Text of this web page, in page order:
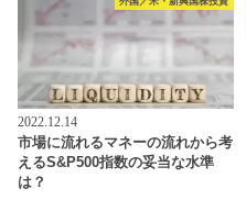
2022.12.14
市場に流れるマネーの流れから考
えるS&P500指数の妥当な水準
は？